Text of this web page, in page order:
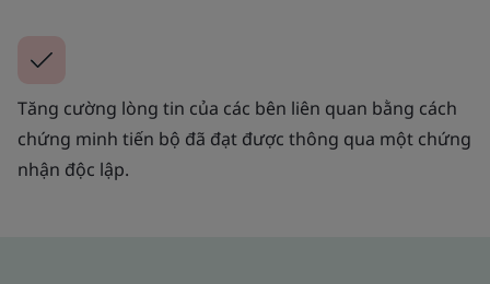
Tăng cường lòng tin của các bên liên quan bằng cách
chứng minh tiến bộ đã đạt được thông qua một chứng
nhận độc lập.